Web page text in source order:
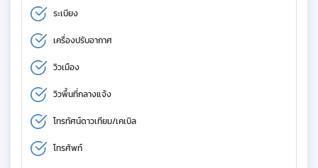
ระเบียง
เครื่องปรับอากาศ
วิวเมือง
วิวพื้นที่กลางแจ้ง
โทรทัศน์ดาวเทียม/เคเบิล
โทรศัพท์